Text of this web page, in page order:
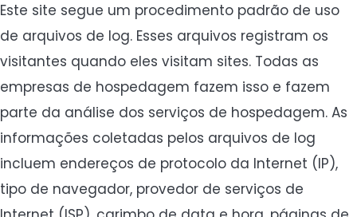
Este site segue um procedimento padrão de uso
de arquivos de log. Esses arquivos registram os
visitantes quando eles visitam sites. Todas as
empresas de hospedagem fazem isso e fazem
parte da análise dos serviços de hospedagem. As
informações coletadas pelos arquivos de log
incluem endereços de protocolo da Internet (IP),
tipo de navegador, provedor de serviços de